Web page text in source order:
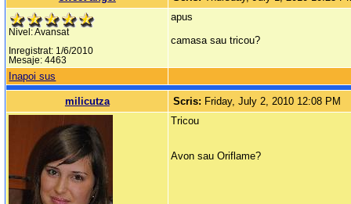
Nivel: Avansat
Inregistrat: 1/6/2010
Mesaje: 4463
apus
camasa sau tricou?
Inapoi sus
milicutza Scris: Friday, July 2, 2010 12:08 PM
Tricou
Avon sau Oriflame?